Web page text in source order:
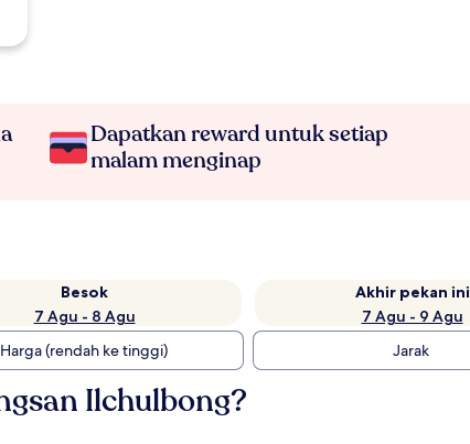
Dapatkan reward untuk setiap
malam menginap
Besok
7 Agu - 8 Agu
Akhir pekan ini
7 Agu - 9 Agu
Harga (rendah ke tinggi) Jarak
Ilchulbong?